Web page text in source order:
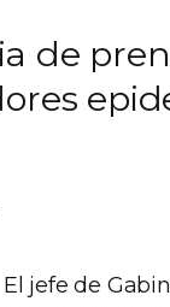
de
El jefe de